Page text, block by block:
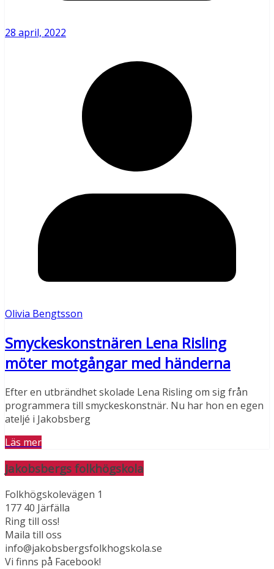
28 april, 2022
Olivia Bengtsson
Smyckeskonstnären Lena Risling
möter motgångar med händerna
Efter en utbrändhet skolade Lena Risling om sig från
programmera till smyckeskonstnär. Nu har hon en egen
ateljé i Jakobsberg
Läs mer
Jakobsbergs folkhögskola
Folkhögskolevägen 1
177 40 Järfälla
Ring till oss!
Maila till oss
info@jakobsbergsfolkhogskola.se
Vi finns på Facebook!